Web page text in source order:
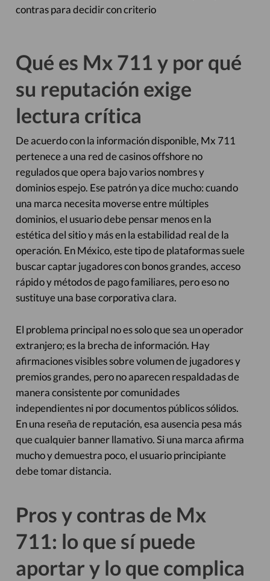
Qué es Mx 711 y por qué
su reputación exige
lectura crítica
De acuerdo con la información disponible, Mx 711
pertenece a una red de casinos offshore no
regulados que opera bajo varios nombres y
dominios espejo. Ese patrón ya dice mucho: cuando
una marca necesita moverse entre múltiples
dominios, el usuario debe pensar menos en la
estética del sitio y más en la estabilidad real de la
operación. En México, este tipo de plataformas suele
buscar captar jugadores con bonos grandes, acceso
rápido y métodos de pago familiares, pero eso no
sustituye una base corporativa clara.
El problema principal no es solo que sea un operador
extranjero; es la brecha de información. Hay
afirmaciones visibles sobre volumen de jugadores y
premios grandes, pero no aparecen respaldadas de
manera consistente por comunidades
independientes ni por documentos públicos sólidos.
En una reseña de reputación, esa ausencia pesa más
que cualquier banner llamativo. Si una marca afirma
mucho y demuestra poco, el usuario principiante
debe tomar distancia.
Pros y contras de Mx
711: lo que sí puede
aportar y lo que complica